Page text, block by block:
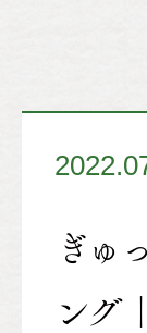
ぎゅ
ング